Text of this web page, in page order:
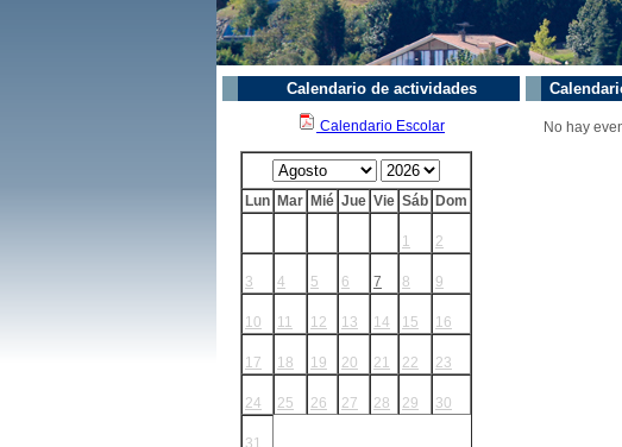
No hay
Calendario de actividades
Calendario Escolar
Lun Mar Mié Jue Vie Sáb Dom
1 2
3 4 5 6 7 8 9
10 11 12 13 14 15 16
17 18 19 20 21 22 23
24 25 26 27 28 29 30
31